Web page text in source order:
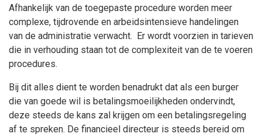
Afhankelijk van de toegepaste procedure worden meer
complexe, tijdrovende en arbeidsintensieve handelingen
van de administratie verwacht. Er wordt voorzien in tarieven
die in verhouding staan tot de complexiteit van de te voeren
procedures.
Bij dit alles dient te worden benadrukt dat als een burger
die van goede wil is betalingsmoeilijkheden ondervindt,
deze steeds de kans zal krijgen om een betalingsregeling
af te spreken. De financieel directeur is steeds bereid om